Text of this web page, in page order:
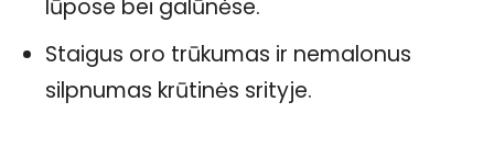
lūpose bei galūnėse.
Staigus oro trūkumas ir nemalonus
silpnumas krūtinės srityje.